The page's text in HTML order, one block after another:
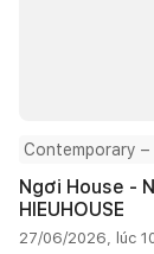
Contemporary
Ngơi House -
HIEUHOUSE
27/06/2026, lúc